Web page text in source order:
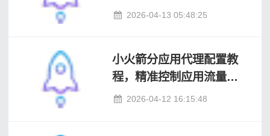
2026-04-13 05:48:25
小火箭分应用代理配置教
程，精准控制应用流量走
向 2026-04-12 16:15:48